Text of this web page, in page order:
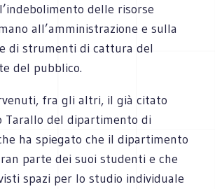
delle risorse
all’amministrazione e sulla
di strumenti di cattura del
del pubblico.
fra gli altri, il già citato
Tarallo del dipartimento di
ha spiegato che il dipartimento
parte dei suoi studenti e che
spazi per lo studio individuale